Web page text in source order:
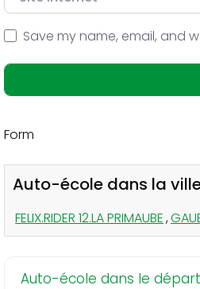
Save my name, email, and
Form
Auto-école dans la ville
FELIX.RIDER 12.LA PRIMAUBE,
Auto-école dans le